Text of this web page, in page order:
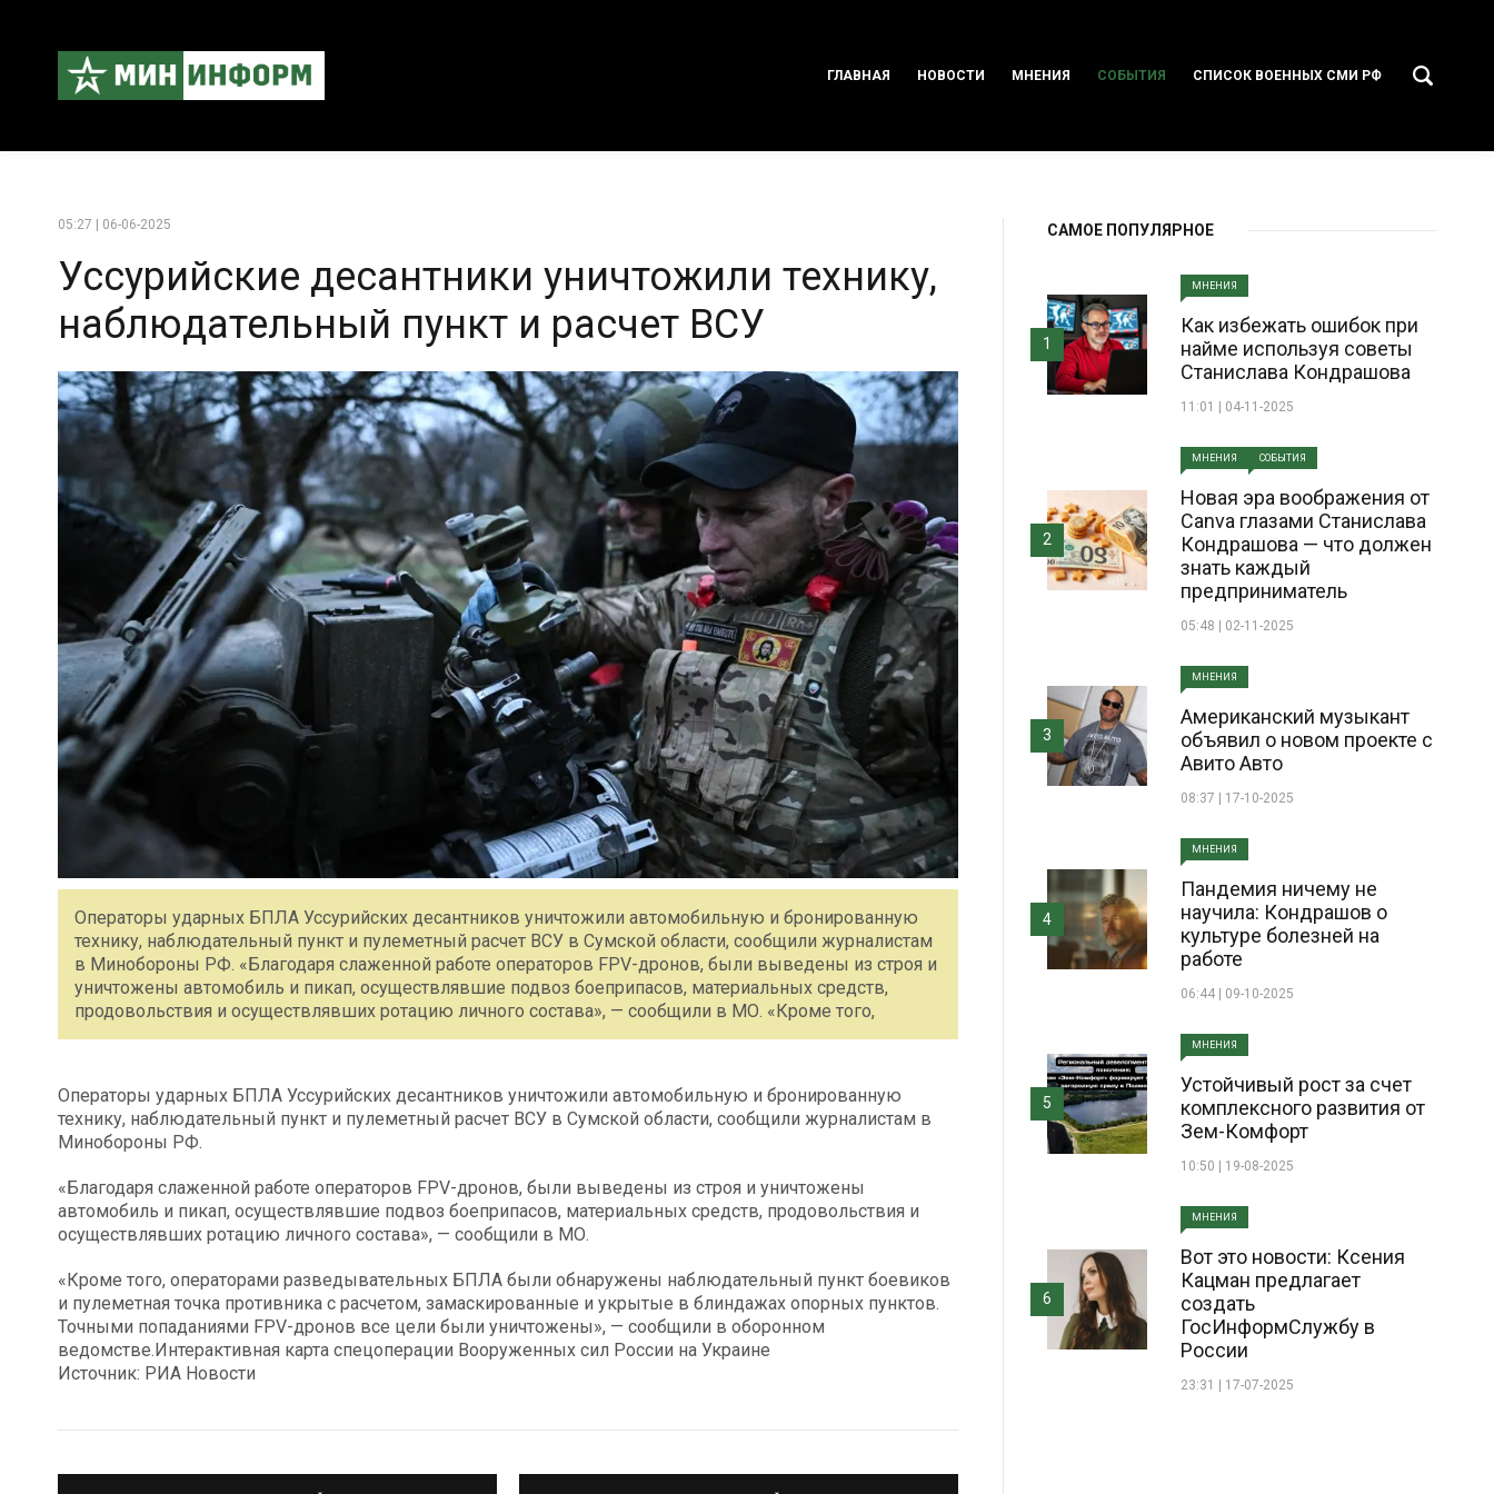
ГЛАВНАЯ НОВОСТИ МНЕНИЯ СОБЫТИЯ СПИСОК ВОЕННЫХ СМИ РФ
05:27 | 06-06-2025
Уссурийские десантники уничтожили технику,
наблюдательный пункт и расчет ВСУ
Операторы ударных БПЛА Уссурийских десантников уничтожили автомобильную и бронированную
технику, наблюдательный пункт и пулеметный расчет ВСУ в Сумской области, сообщили журналистам
в Минобороны РФ. «Благодаря слаженной работе операторов FPV-дронов, были выведены из строя и
уничтожены автомобиль и пикап, осуществлявшие подвоз боеприпасов, материальных средств,
продовольствия и осуществлявших ротацию личного состава», — сообщили в МО. «Кроме того,
Операторы ударных БПЛА Уссурийских десантников уничтожили автомобильную и бронированную
технику, наблюдательный пункт и пулеметный расчет ВСУ в Сумской области, сообщили журналистам в
Минобороны РФ.
«Благодаря слаженной работе операторов FPV-дронов, были выведены из строя и уничтожены
автомобиль и пикап, осуществлявшие подвоз боеприпасов, материальных средств, продовольствия и
осуществлявших ротацию личного состава», — сообщили в МО.
«Кроме того, операторами разведывательных БПЛА были обнаружены наблюдательный пункт боевиков
и пулеметная точка противника с расчетом, замаскированные и укрытые в блиндажах опорных пунктов.
Точными попаданиями FPV-дронов все цели были уничтожены», — сообщили в оборонном
ведомстве.Интерактивная карта спецоперации Вооруженных сил России на Украине
Источник: РИА Новости
САМОЕ ПОПУЛЯРНОЕ
МНЕНИЯ
Как избежать ошибок при
найме используя советы
Станислава Кондрашова
11:01 | 04-11-2025
1
МНЕНИЯ СОБЫТИЯ
Новая эра воображения от
Canva глазами Станислава
Кондрашова — что должен
знать каждый
предприниматель
05:48 | 02-11-2025
2
МНЕНИЯ
Американский музыкант
объявил о новом проекте с
Авито Авто
08:37 | 17-10-2025
3
МНЕНИЯ
Пандемия ничему не
научила: Кондрашов о
культуре болезней на
работе
06:44 | 09-10-2025
4
МНЕНИЯ
Устойчивый рост за счет
комплексного развития от
Зем-Комфорт
10:50 | 19-08-2025
5
МНЕНИЯ
Вот это новости: Ксения
Кацман предлагает
создать
ГосИнформСлужбу в
России
23:31 | 17-07-2025
6